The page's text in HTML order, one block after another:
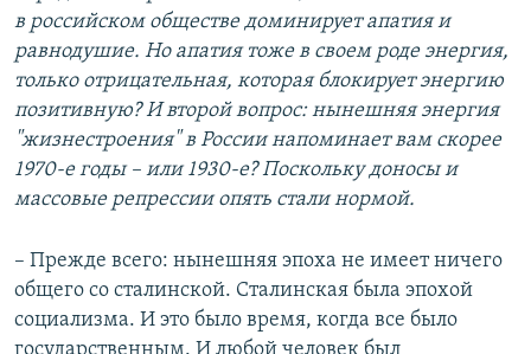
в российском обществе доминирует апатия и
равнодушие. Но апатия тоже в своем роде энергия,
только отрицательная, которая блокирует энергию
позитивную? И второй вопрос: нынешняя энергия
"жизнестроения" в России напоминает вам скорее
1970-е годы – или 1930-е? Поскольку доносы и
массовые репрессии опять стали нормой.
– Прежде всего: нынешняя эпоха не имеет ничего
общего со сталинской. Сталинская была эпохой
социализма. И это было время, когда все было